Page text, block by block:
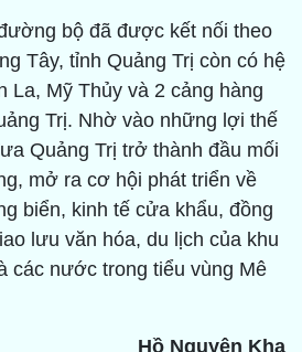
bộ đã được kết nối theo
Tây, tỉnh Quảng Trị còn có hệ
La, Mỹ Thủy và 2 cảng hàng
Trị. Nhờ vào những lợi thế
Quảng Trị trở thành đầu mối
mở ra cơ hội phát triển về
biển, kinh tế cửa khẩu, đồng
lưu văn hóa, du lịch của khu
các nước trong tiểu vùng Mê
Hồ Nguyên Kha